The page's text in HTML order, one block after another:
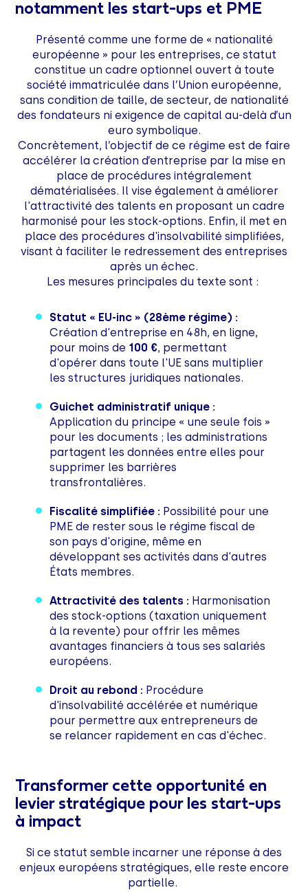
notamment les start-ups et PME
Présenté comme une forme de « nationalité
européenne » pour les entreprises, ce statut
constitue un cadre optionnel ouvert à toute
société immatriculée dans l’Union européenne,
sans condition de taille, de secteur, de nationalité
des fondateurs ni exigence de capital au-delà d’un
euro symbolique.
Concrètement, l’objectif de ce régime est de faire
accélérer la création d’entreprise par la mise en
place de procédures intégralement
dématérialisées. Il vise également à améliorer
l'attractivité des talents en proposant un cadre
harmonisé pour les stock-options. Enfin, il met en
place des procédures d'insolvabilité simplifiées,
visant à faciliter le redressement des entreprises
après un échec.
Les mesures principales du texte sont :
Statut « EU-inc » (28ème régime) :
Création d'entreprise en 48h, en ligne,
pour moins de 100 €, permettant
d'opérer dans toute l'UE sans multiplier
les structures juridiques nationales.
Guichet administratif unique :
Application du principe « une seule fois »
pour les documents ; les administrations
partagent les données entre elles pour
supprimer les barrières
transfrontalières.
Fiscalité simplifiée : Possibilité pour une
PME de rester sous le régime fiscal de
son pays d'origine, même en
développant ses activités dans d'autres
États membres.
Attractivité des talents : Harmonisation
des stock-options (taxation uniquement
à la revente) pour offrir les mêmes
avantages financiers à tous ses salariés
européens.
Droit au rebond : Procédure
d'insolvabilité accélérée et numérique
pour permettre aux entrepreneurs de
se relancer rapidement en cas d'échec.
Transformer cette opportunité en
levier stratégique pour les start-ups
à impact
Si ce statut semble incarner une réponse à des
enjeux européens stratégiques, elle reste encore
partielle.